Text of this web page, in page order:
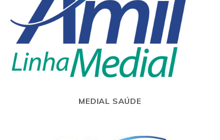
MEDIAL SAÚDE